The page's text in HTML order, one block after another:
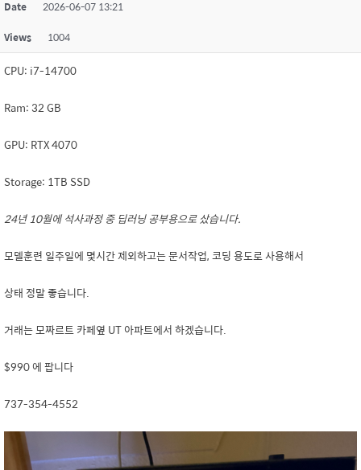
Date 2026-06-07 13:21
Views 1004
CPU: i7-14700
Ram: 32 GB
GPU: RTX 4070
Storage: 1TB SSD
24년 10월에 석사과정 중 딥러닝 공부용으로 샀습니다.
모델훈련 일주일에 몇시간 제외하고는 문서작업, 코딩 용도로 사용해서
상태 정말 좋습니다.
거래는 모짜르트 카페옆 UT 아파트에서 하겠습니다.
$990 에 팝니다
737-354-4552